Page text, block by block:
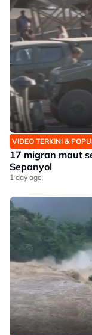
VIDEO TERKINI &
17 migran maut
Sepanyol
1 day ago